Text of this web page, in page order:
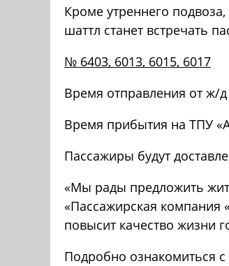
Кроме утреннего
шаттл станет встречать
№ 6403, 6013, 6015, 6017
Время отправления от ж/
Время прибытия на ТПУ
Пассажиры будут
«Мы рады предложить
«Пассажирская компания
повысит качество жизни
Подробно ознакомиться